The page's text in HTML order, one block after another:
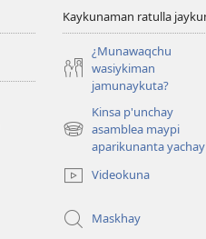
Kaykunaman ratulla
¿Munawaqchu
wasiykiman
jamunaykuta?
Kinsa p'unchay
asamblea maypi
aparikunanta yachay
(abre
nuevaVideokuna
Maskhay